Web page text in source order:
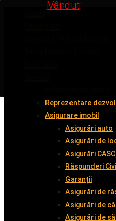
Reprezentare
Asigurare imobil
Asigurări auto
Asigurări de
Asigurări
Răspunderi
Garanții
Asigurări de
Asigurări de
Asigurări de
Inchiriat
Inchiriat
Inchiriat
Vândut
Vândut